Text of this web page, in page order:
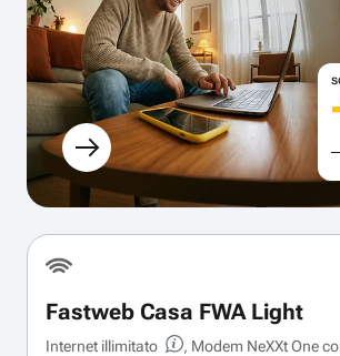
Fastweb Casa FWA Light
Internet illimitato
, Modem NeXXt One